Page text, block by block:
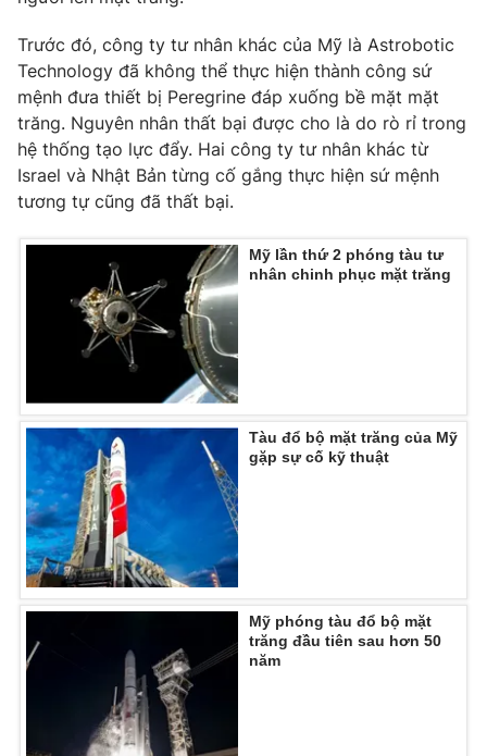
VTV Sức khoẻ
Thị trường 24h Tấm lòng Việt
VTV4 Vươn mình bằng AI
VTV9
Liên hệ tòa soạn English
Theo dõi báo trên
Cơ quan chủ quản:
Đài Truyền hình Việt Nam
Cơ quan báo chí:Thời báo VTV
Giấy phép hoạt động báo in và báo điện tử số 483/GP-BTTTT
Tổng Biên tập: Vũ Thanh Thủy
Phó Tổng Biên tập: Nguyễn Thị Mỹ Hạnh, Phạm Quốc Thắng,
Nguyễn Trọng Ninh
Tổng đài VTV:024.38 355 931 - 024.38 355 932
Trước đó, công ty tư nhân khác của Mỹ là Astrobotic
Technology đã không thể thực hiện thành công sứ
mệnh đưa thiết bị Peregrine đáp xuống bề mặt mặt
trăng. Nguyên nhân thất bại được cho là do rò rỉ trong
hệ thống tạo lực đẩy. Hai công ty tư nhân khác từ
Israel và Nhật Bản từng cố gắng thực hiện sứ mệnh
tương tự cũng đã thất bại.
Mỹ lần thứ 2 phóng tàu tư
nhân chinh phục mặt trăng
Tàu đổ bộ mặt trăng của Mỹ
gặp sự cố kỹ thuật
Mỹ phóng tàu đổ bộ mặt
trăng đầu tiên sau hơn 50
năm